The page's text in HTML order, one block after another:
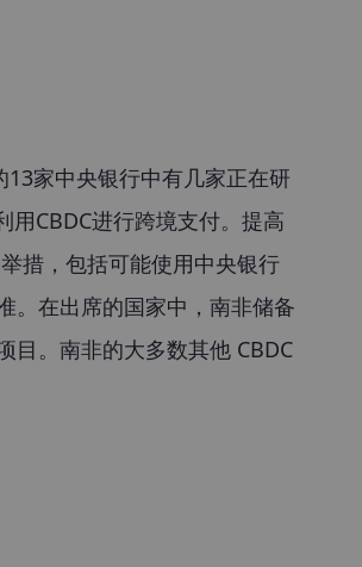
家中央银行中有几家正在研
用CBDC进行跨境支付。提高
措，包括可能使用中央银行
。在出席的国家中，南非储备
目。南非的大多数其他 CBDC